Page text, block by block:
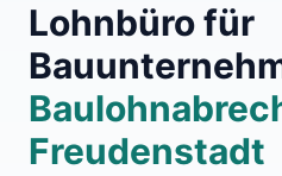
Lohnbüro für
Freudenstadt
Helpdesk und Tools
Alle Standorte
Über uns
Kontakt
Häufige Fragen FAQ
Blog